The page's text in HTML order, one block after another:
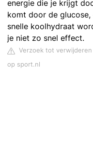
energie die je krijgt
komt door de
snelle koolhydraat
je niet zo snel effect.
Verzoek tot verwijderen
op sport.nl